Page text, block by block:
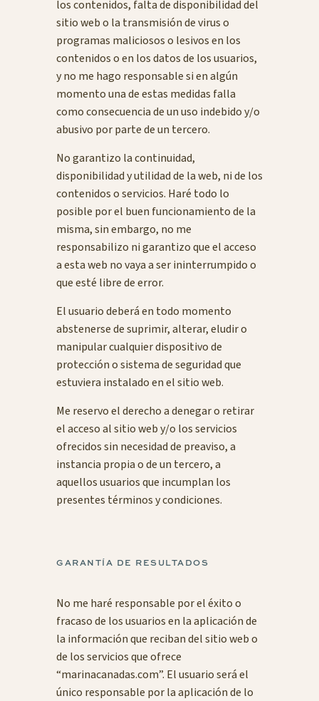
los contenidos, falta de disponibilidad del
sitio web o la transmisión de virus o
programas maliciosos o lesivos en los
contenidos o en los datos de los usuarios,
y no me hago responsable si en algún
momento una de estas medidas falla
como consecuencia de un uso indebido y/o
abusivo por parte de un tercero.
No garantizo la continuidad,
disponibilidad y utilidad de la web, ni de los
contenidos o servicios. Haré todo lo
posible por el buen funcionamiento de la
misma, sin embargo, no me
responsabilizo ni garantizo que el acceso
a esta web no vaya a ser ininterrumpido o
que esté libre de error.
El usuario deberá en todo momento
abstenerse de suprimir, alterar, eludir o
manipular cualquier dispositivo de
protección o sistema de seguridad que
estuviera instalado en el sitio web.
Me reservo el derecho a denegar o retirar
el acceso al sitio web y/o los servicios
ofrecidos sin necesidad de preaviso, a
instancia propia o de un tercero, a
aquellos usuarios que incumplan los
presentes términos y condiciones.
GARANTÍA DE RESULTADOS
No me haré responsable por el éxito o
fracaso de los usuarios en la aplicación de
la información que reciban del sitio web o
de los servicios que ofrece
“marinacanadas.com”. El usuario será el
único responsable por la aplicación de lo